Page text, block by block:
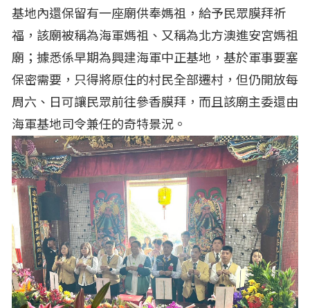
基地內還保留有一座廟供奉媽祖，給予民眾膜拜祈
福，該廟被稱為海軍媽祖、又稱為北方澳進安宮媽祖
廟；據悉係早期為興建海軍中正基地，基於軍事要塞
保密需要，只得將原住的村民全部遷村，但仍開放每
周六、日可讓民眾前往參香膜拜，而且該廟主委還由
海軍基地司令兼任的奇特景況。